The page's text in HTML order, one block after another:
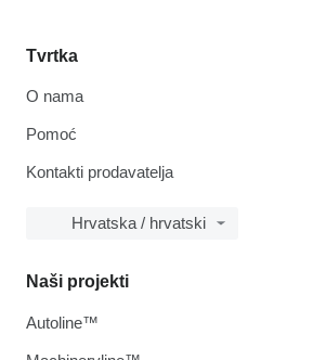
Tvrtka
O nama
Pomoć
Kontakti prodavatelja
Hrvatska / hrvatski
Naši projekti
Autoline™